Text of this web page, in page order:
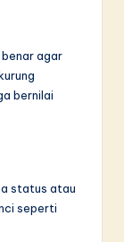
benar agar
bernilai
status atau
seperti